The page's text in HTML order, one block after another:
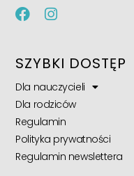
SZYBKI DOSTĘP
Dla nauczycieli
Dla rodziców
Regulamin
Polityka prywatności
Regulamin newslettera